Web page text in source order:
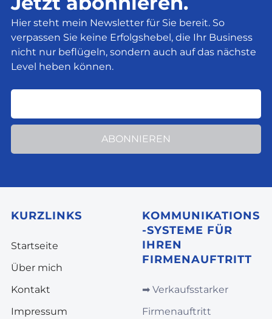
Hier steht mein Newsletter für Sie bereit. So
verpassen Sie keine Erfolgshebel, die Ihr Business
nicht nur beflügeln, sondern auch auf das nächste
Level heben können.
ABONNIEREN
KURZLINKS
Startseite
Über mich
Kontakt
Impressum
KOMMUNIKATIONS
-SYSTEME FÜR
IHREN
FIRMENAUFTRITT
➡︎ Verkaufsstarker
Firmenauftritt